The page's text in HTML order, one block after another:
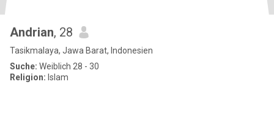
Andrian, 28
Tasikmalaya, Jawa Barat, Indonesien
Suche: Weiblich 28 - 30
Religion: Islam